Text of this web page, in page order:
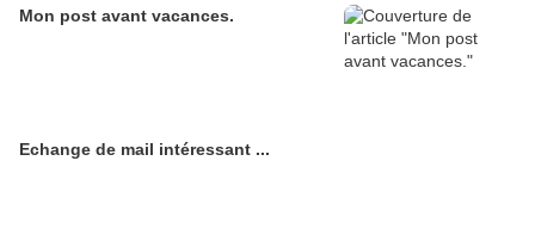
Mon post avant vacances.
Echange de mail intéressant ...